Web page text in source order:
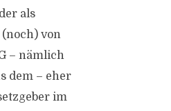
als
(noch) von
– nämlich
dem – eher
im